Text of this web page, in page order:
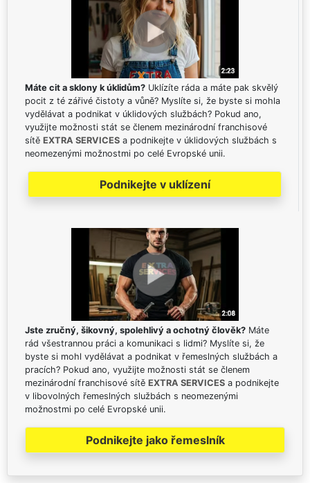
Máte cit a sklony k úklidům? Uklízíte ráda a máte pak skvělý
pocit z té zářivé čistoty a vůně? Myslíte si, že byste si mohla
vydělávat a podnikat v úklidových službách? Pokud ano,
využijte možnosti stát se členem mezinárodní franchisové
sítě EXTRA SERVICES a podnikejte v úklidových službách s
neomezenými možnostmi po celé Evropské unii.
Podnikejte v uklízení
Jste zručný, šikovný, spolehlivý a ochotný člověk? Máte
rád všestrannou práci a komunikaci s lidmi? Myslíte si, že
byste si mohl vydělávat a podnikat v řemeslných službách a
pracích? Pokud ano, využijte možnosti stát se členem
mezinárodní franchisové sítě EXTRA SERVICES a podnikejte
v libovolných řemeslných službách s neomezenými
možnostmi po celé Evropské unii.
Podnikejte jako řemeslník